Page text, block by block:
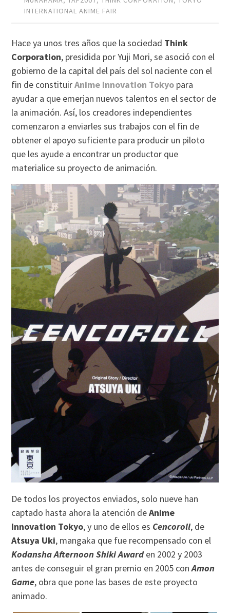
INTERNATIONAL ANIME FAIR
Hace ya unos tres años que la sociedad Think
Corporation, presidida por Yuji Mori, se asoció con el
gobierno de la capital del país del sol naciente con el
fin de constituirAnime Innovation Tokyo para
ayudar a que emerjan nuevos talentos en el sector de
la animación. Así, los creadores independientes
comenzaron a enviarles sus trabajos con el fin de
obtener el apoyo suficiente para producir un piloto
que les ayude a encontrar un productor que
materialice su proyecto de animación.
De todos los proyectos enviados, solo nueve han
captado hasta ahora la atención deAnime
Innovation Tokyo, y uno de ellos es Cencoroll, de
Atsuya Uki, mangaka que fue recompensado con el
Kodansha Afternoon Shiki Awarden 2002 y 2003
antes de conseguir el gran premio en 2005 conAmon
Game, obra que pone las bases de este proyecto
animado.